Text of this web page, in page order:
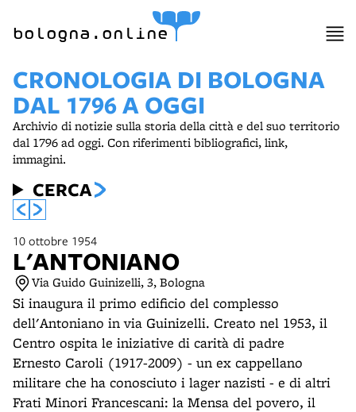
bologna.online
CRONOLOGIA DI BOLOGNA
DAL 1796 A OGGI
Archivio di notizie sulla storia della città e del suo territorio
dal 1796 ad oggi. Con riferimenti bibliografici, link,
immagini.
CERCA
10 ottobre 1954
L'ANTONIANO
Via Guido Guinizelli, 3, Bologna
Si inaugura il primo edificio del complesso
dell'Antoniano in via Guinizelli. Creato nel 1953, il
Centro ospita le iniziative di carità di padre
Ernesto Caroli (1917-2009) - un ex cappellano
militare che ha conosciuto i lager nazisti - e di altri
Frati Minori Francescani: la Mensa del povero, il